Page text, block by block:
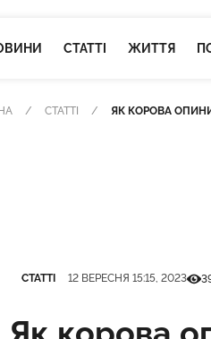
СТАТТІ ЖИТТЯ
СТАТТІ ЯК КОРОВА
СТАТТІ 12 ВЕРЕСНЯ 15:15, 2023